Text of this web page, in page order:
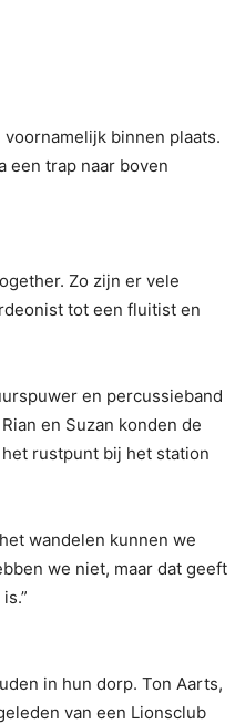
binnen plaats.
een trap naar boven
Zo zijn er vele
tot een fluitist en
en percussieband
en Suzan konden de
rustpunt bij het station
wandelen kunnen we
we niet, maar dat geeft
in hun dorp. Ton Aarts,
van een Lionsclub